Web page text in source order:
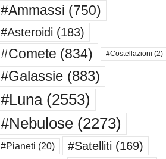
#Ammassi (750)
#Asteroidi (183)
#Comete (834) #Costellazioni (2)
#Galassie(883)
#Luna(2553)
#Nebulose(2273)
#Pianeti (20) #Satelliti (169)